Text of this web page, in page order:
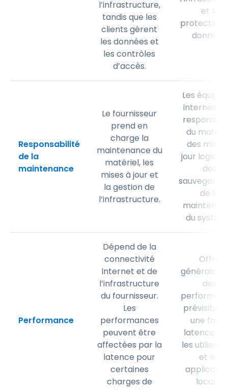
l’infrastructure,
tandis que les
clients gèrent
les données et
les contrôles
d’accès.
et la
protection
données.
Responsabilité
de la
maintenance
Le fournisseur
prend en
charge la
maintenance du
matériel, les
mises à jour et
la gestion de
l’infrastructure.
Les
internes
du
des mises
jour
des
de la
du
Performance
Dépend de la
connectivité
Internet et de
l’infrastructure
du fournisseur.
Les
performances
peuvent être
affectées par la
latence pour
certaines
charges de
Offre
des
une
latence
les
et les
locaux.